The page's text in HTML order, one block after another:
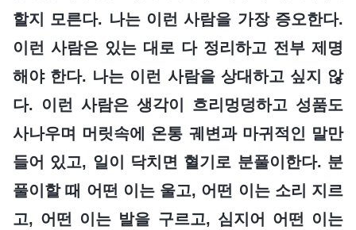
할지 모른다. 나는 이런 사람을 가장 증오한다.
이런 사람은 있는 대로 다 정리하고 전부 제명
해야 한다. 나는 이런 사람을 상대하고 싶지 않
다. 이런 사람은 생각이 흐리멍덩하고 성품도
사나우며 머릿속에 온통 궤변과 마귀적인 말만
들어 있고, 일이 닥치면 혈기로 분풀이한다. 분
풀이할 때 어떤 이는 울고, 어떤 이는 소리 지르
고, 어떤 이는 발을 구르고, 심지어 어떤 이는